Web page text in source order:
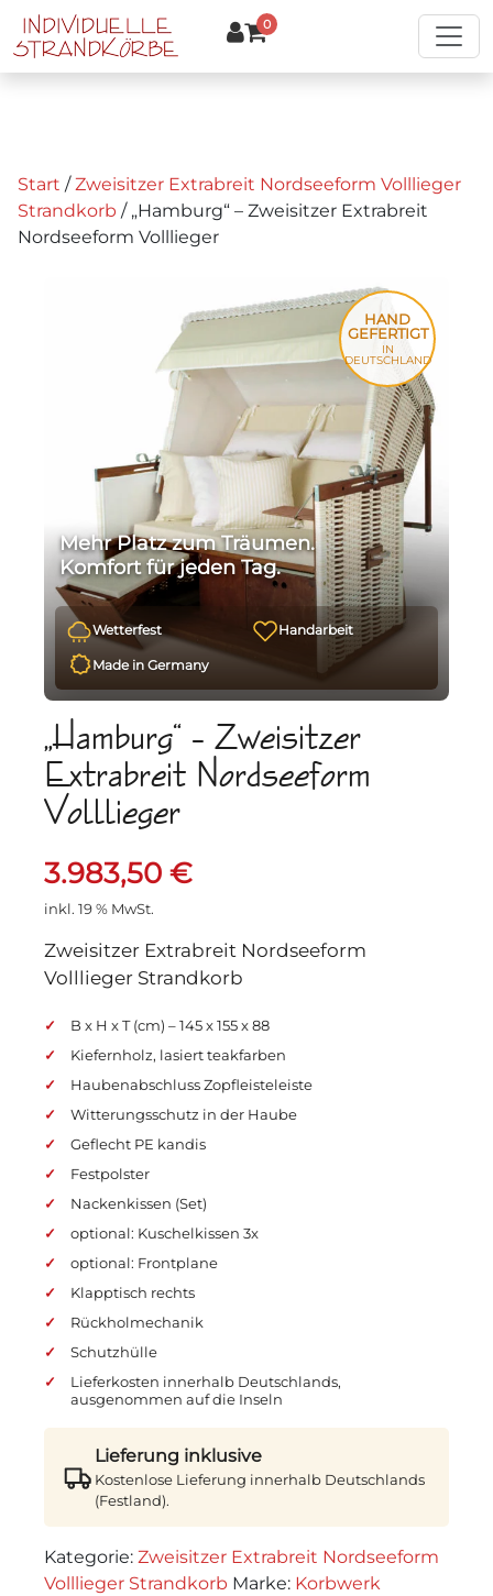
Zum Hauptinhalt springen
0
Start /Zweisitzer Extrabreit Nordseeform Volllieger
Strandkorb / „Hamburg“ – Zweisitzer Extrabreit
Nordseeform Volllieger
HAND
GEFERTIGT
IN
DEUTSCHLAND
Mehr Platz zum Träumen.
Komfort für jeden Tag.
Wetterfest Handarbeit
Made in Germany
„Hamburg“ – Zweisitzer
Extrabreit Nordseeform
Volllieger
3.983,50 €
inkl. 19 % MwSt.
Zweisitzer Extrabreit Nordseeform
Volllieger Strandkorb
B x H x T (cm) – 145 x 155 x 88
Kiefernholz, lasiert teakfarben
Haubenabschluss Zopfleisteleiste
Witterungsschutz in der Haube
Geflecht PE kandis
Festpolster
Nackenkissen (Set)
optional: Kuschelkissen 3x
optional: Frontplane
Klapptisch rechts
Rückholmechanik
Schutzhülle
Lieferkosten innerhalb Deutschlands,
ausgenommen auf die Inseln
Lieferung inklusive
Kostenlose Lieferung innerhalb Deutschlands
(Festland).
Kategorie: Zweisitzer Extrabreit Nordseeform
Volllieger Strandkorb Marke: Korbwerk